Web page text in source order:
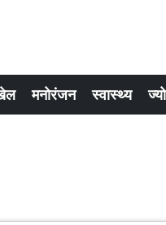
मनोरंजन स्वास्थ्य